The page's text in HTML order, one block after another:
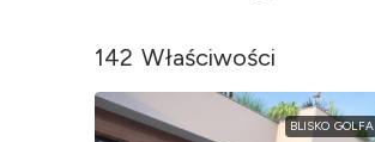
142 Właściwości
BLISKO GOLFA